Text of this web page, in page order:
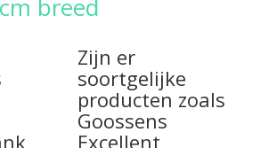
breed
Zijn er
soortgelijke
producten zoals
Goossens
Excellent